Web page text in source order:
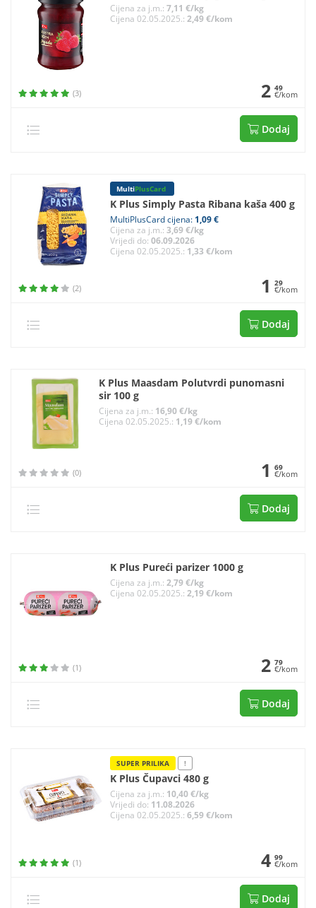
Cijena za j.m.: 7,11 €/kg
Cijena 02.05.2025.: 2,49 €/kom
(3) 2 49
€/kom
Dodaj
MultiPlusCard
K Plus Simply Pasta Ribana kaša 400 g
MultiPlusCard cijena: 1,09 €
Cijena za j.m.: 3,69 €/kg
Vrijedi do: 06.09.2026
Cijena 02.05.2025.: 1,33 €/kom
(2) 1 29
€/kom
Dodaj
K Plus Maasdam Polutvrdi punomasni
sir 100 g
Cijena za j.m.: 16,90 €/kg
Cijena 02.05.2025.: 1,19 €/kom
(0) 1 69
€/kom
Dodaj
K Plus Pureći parizer 1000 g
Cijena za j.m.: 2,79 €/kg
Cijena 02.05.2025.: 2,19 €/kom
(1) 2 79
€/kom
Dodaj
SUPER PRILIKA !
K Plus Čupavci 480 g
Cijena za j.m.: 10,40 €/kg
Vrijedi do: 11.08.2026
Cijena 02.05.2025.: 6,59 €/kom
(1) 4 99
€/kom
Dodaj